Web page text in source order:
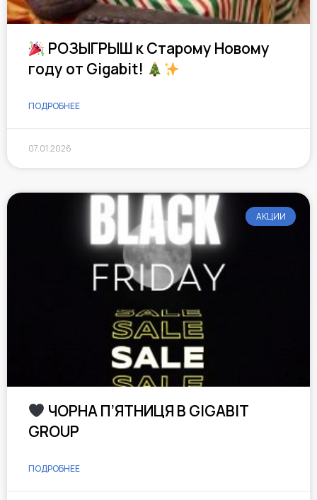
РОЗЫГРЫШ к Старому Новому
году от Gigabit!
ПОДРОБНЕЕ
07.01.2026
АКЦИИ
ЧОРНА П’ЯТНИЦЯ В GIGABIT
GROUP
ПОДРОБНЕЕ